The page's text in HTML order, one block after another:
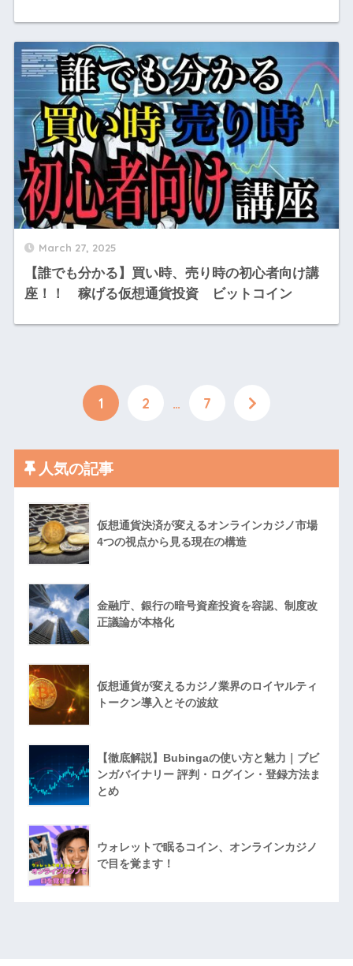
March 27, 2025
【誰でも分かる】買い時、売り時の初心者向け講
座！！ 稼げる仮想通貨投資 ビットコイン
1 2 … 7
人気の記事
仮想通貨決済が変えるオンラインカジノ市場
4つの視点から見る現在の構造
金融庁、銀行の暗号資産投資を容認、制度改
正議論が本格化
仮想通貨が変えるカジノ業界のロイヤルティ
トークン導入とその波紋
【徹底解説】Bubingaの使い方と魅力｜ブビ
ンガバイナリー 評判・ログイン・登録方法ま
とめ
ウォレットで眠るコイン、オンラインカジノ
で目を覚ます！